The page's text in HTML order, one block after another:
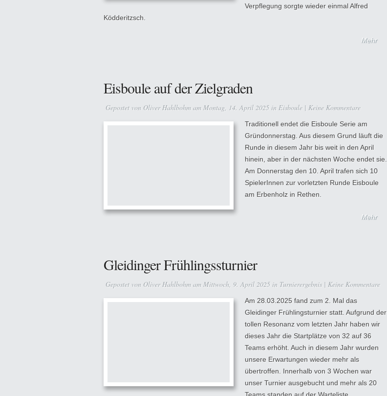
Verpflegung sorgte wieder einmal Alfred
Ködderitzsch.
Mehr
Eisboule auf der Zielgraden
Gepostet von Oliver Hahlbohm am Montag, 14. April 2025 in Eisboule | Keine Kommentare
Traditionell endet die Eisboule Serie am
Gründonnerstag. Aus diesem Grund läuft die
Runde in diesem Jahr bis weit in den April
hinein, aber in der nächsten Woche endet sie.
Am Donnerstag den 10. April trafen sich 10
SpielerInnen zur vorletzten Runde Eisboule
am Erbenholz in Rethen.
Mehr
Gleidinger Frühlingssturnier
Gepostet von Oliver Hahlbohm am Mittwoch, 9. April 2025 in Turnierergebnis | Keine Kommentare
Am 28.03.2025 fand zum 2. Mal das
Gleidinger Frühlingsturnier statt. Aufgrund der
tollen Resonanz vom letzten Jahr haben wir
dieses Jahr die Startplätze von 32 auf 36
Teams erhöht. Auch in diesem Jahr wurden
unsere Erwartungen wieder mehr als
übertroffen. Innerhalb von 3 Wochen war
unser Turnier ausgebucht und mehr als 20